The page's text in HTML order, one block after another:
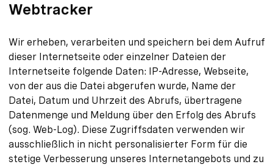
Webtracker
Wir erheben, verarbeiten und speichern bei dem Aufruf
dieser Internetseite oder einzelner Dateien der
Internetseite folgende Daten: IP-Adresse, Webseite,
von der aus die Datei abgerufen wurde, Name der
Datei, Datum und Uhrzeit des Abrufs, übertragene
Datenmenge und Meldung über den Erfolg des Abrufs
(sog. Web-Log). Diese Zugriffsdaten verwenden wir
ausschließlich in nicht personalisierter Form für die
stetige Verbesserung unseres Internetangebots und zu